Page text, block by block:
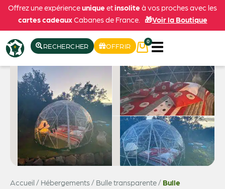
Offrez une expérienceunique etinsolite à vos proches avec les
cartes cadeauxCabanes de France. 🎁Voir la Boutique
RECHERCHER OFFRIR
0
Accueil / Hébergements/ Bulle transparente/ Bulle